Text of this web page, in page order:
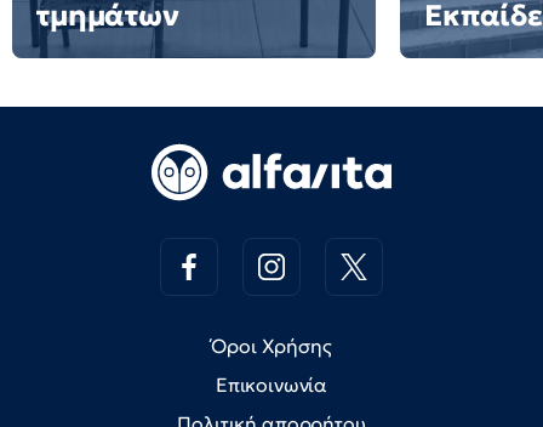
τμημάτων
Όροι Χρήσης
Επικοινωνία